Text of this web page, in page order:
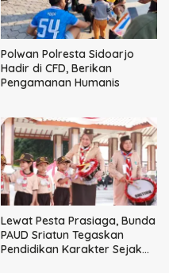
Polwan Polresta Sidoarjo
Hadir di CFD, Berikan
Pengamanan Humanis
Lewat Pesta Prasiaga, Bunda
PAUD Sriatun Tegaskan
Pendidikan Karakter Sejak